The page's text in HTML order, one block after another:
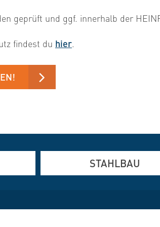
geprüft und ggf. innerhalb der
findest du hier.
STAHLBAU